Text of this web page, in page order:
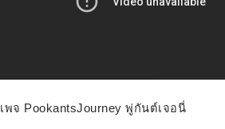
เพจ PookantsJourney พู่กันต์เจอนี่